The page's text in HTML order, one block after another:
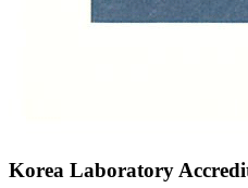
Korea Laboratory